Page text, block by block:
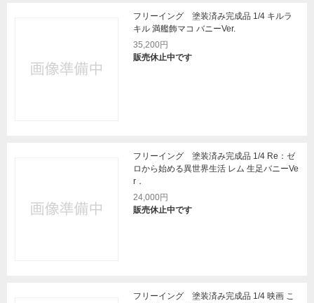
フリーイング 塗装済み完成品 1/4 キルラ
キル 満艦飾マコ バニーVer.
35,200円
販売休止中です
フリーイング 塗装済み完成品 1/4 Re：ゼ
ロから始める異世界生活 レム 生足バニーVe
r．
24,000円
販売休止中です
フリーイング 塗装済み完成品 1/4 映画 こ